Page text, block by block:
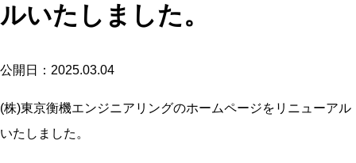
ルいたしました。
公開日：2025.03.04
(株)東京衡機エンジニアリングのホームページをリニューアル
いたしました。